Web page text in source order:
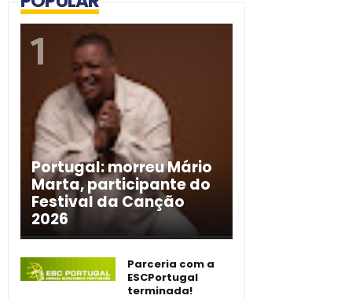
Portugal: morreu Mário
Marta, participante do
Festival da Canção
2026
Parceria com a
ESCPortugal
terminada!